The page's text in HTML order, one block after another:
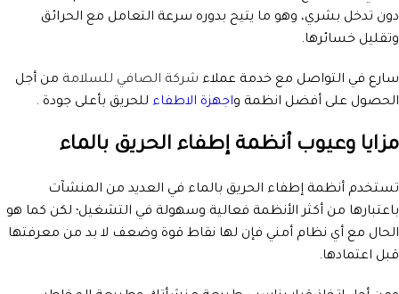
دون تدخل بشري، وهو ما يتيح بدوره سرعة التعامل مع الحرائق
وتقليل خسائرها.
سارع في التواصل مع خدمة عملاء شركة الصافي للسلامة من أجل
الحصول على أفضل انظمة واجهزة الاطفاء للحريق بأعلى جودة .
مزايا وعيوب أنظمة إطفاء الحريق بالماء
تستخدم أنظمة إطفاء الحريق بالماء في العديد من المنشآت
باعتبارها من أكثر الأنظمة فعالية وسهولة في التشغيل؛ لكن كما هو
الحال مع أي نظام أمني فإن لها نقاط قوة وضعف لا بد من معرفتها
قبل اعتمادها.